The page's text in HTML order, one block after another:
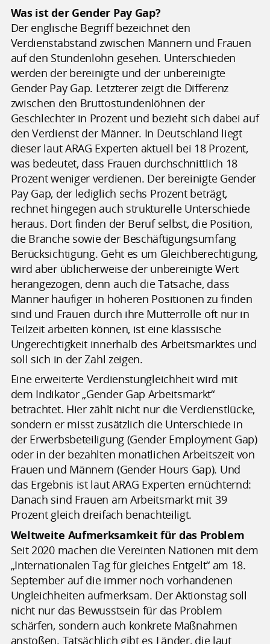
Was ist der Gender Pay Gap?
Der englische Begriff bezeichnet den
Verdienstabstand zwischen Männern und Frauen
auf den Stundenlohn gesehen. Unterschieden
werden der bereinigte und der unbereinigte
Gender Pay Gap. Letzterer zeigt die Differenz
zwischen den Bruttostundenlöhnen der
Geschlechter in Prozent und bezieht sich dabei auf
den Verdienst der Männer. In Deutschland liegt
dieser laut ARAG Experten aktuell bei 18 Prozent,
was bedeutet, dass Frauen durchschnittlich 18
Prozent weniger verdienen. Der bereinigte Gender
Pay Gap, der lediglich sechs Prozent beträgt,
rechnet hingegen auch strukturelle Unterschiede
heraus. Dort finden der Beruf selbst, die Position,
die Branche sowie der Beschäftigungsumfang
Berücksichtigung. Geht es um Gleichberechtigung,
wird aber üblicherweise der unbereinigte Wert
herangezogen, denn auch die Tatsache, dass
Männer häufiger in höheren Positionen zu finden
sind und Frauen durch ihre Mutterrolle oft nur in
Teilzeit arbeiten können, ist eine klassische
Ungerechtigkeit innerhalb des Arbeitsmarktes und
soll sich in der Zahl zeigen.
Eine erweiterte Verdienstungleichheit wird mit
dem Indikator „Gender Gap Arbeitsmarkt“
betrachtet. Hier zählt nicht nur die Verdienstlücke,
sondern er misst zusätzlich die Unterschiede in
der Erwerbsbeteiligung (Gender Employment Gap)
oder in der bezahlten monatlichen Arbeitszeit von
Frauen und Männern (Gender Hours Gap). Und
das Ergebnis ist laut ARAG Experten ernüchternd:
Danach sind Frauen am Arbeitsmarkt mit 39
Prozent gleich dreifach benachteiligt.
Weltweite Aufmerksamkeit für das Problem
Seit 2020 machen die Vereinten Nationen mit dem
„Internationalen Tag für gleiches Entgelt“ am 18.
September auf die immer noch vorhandenen
Ungleichheiten aufmerksam. Der Aktionstag soll
nicht nur das Bewusstsein für das Problem
schärfen, sondern auch konkrete Maßnahmen
anstoßen. Tatsächlich gibt es Länder, die laut